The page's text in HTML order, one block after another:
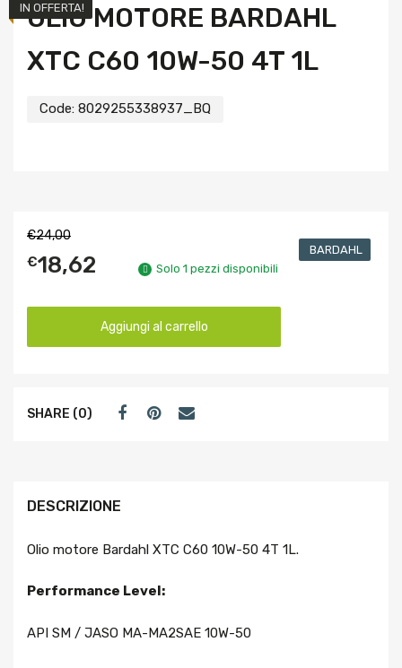
OLIO MOTORE BARDAHL
XTC C60 10W-50 4T 1L
Code: 8029255338937_BQ
IN OFFERTA!
€24,00
€18,62
BARDAHL
Solo 1 pezzi disponibili
Aggiungi al carrello
SHARE (0)
DESCRIZIONE
Olio motore Bardahl XTC C60 10W-50 4T 1L.
Performance Level:
API SM / JASO MA-MA2SAE 10W-50